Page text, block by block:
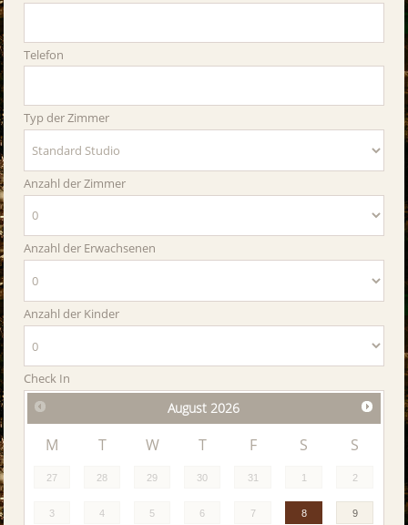
Telefon
Typ der Zimmer
Anzahl der Zimmer
Anzahl der Erwachsenen
Anzahl der Kinder
Check In
August 2026
M T W T F S S
27 28 29 30 31 1 2
3 4 5 6 7 8 9